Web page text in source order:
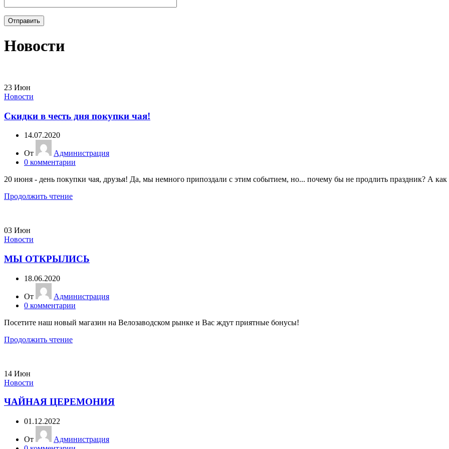
Новости
23 Июн
Новости
Скидки в честь дня покупки чая!
14.07.2020
От
Администрация
0 комментарии
20 июня - день покупки чая, друзья! Да, мы немного припоздали с этим событием, но... почему бы не продлить праздник? А как
Продолжить чтение
03 Июн
Новости
МЫ ОТКРЫЛИСЬ
18.06.2020
От
Администрация
0 комментарии
Посетите наш новый магазин на Велозаводском рынке и Вас ждут приятные бонусы!
Продолжить чтение
14 Июн
Новости
ЧАЙНАЯ ЦЕРЕМОНИЯ
01.12.2022
От
Администрация